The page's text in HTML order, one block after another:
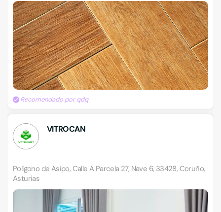
Recomendado por qdq
VITROCAN
Polígono de Asipo, Calle A Parcela 27, Nave 6, 33428, Coruño,
Asturias